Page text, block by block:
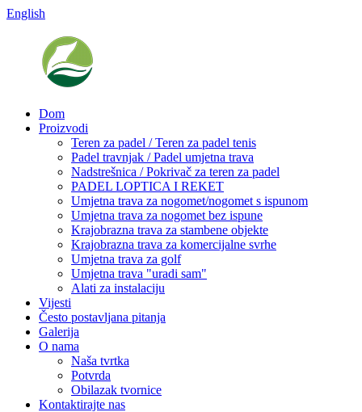
English
Dom
Proizvodi
Teren za padel / Teren za padel tenis
Padel travnjak / Padel umjetna trava
Nadstrešnica / Pokrivač za teren za padel
PADEL LOPTICA I REKET
Umjetna trava za nogomet/nogomet s ispunom
Umjetna trava za nogomet bez ispune
Krajobrazna trava za stambene objekte
Krajobrazna trava za komercijalne svrhe
Umjetna trava za golf
Umjetna trava "uradi sam"
Alati za instalaciju
Vijesti
Često postavljana pitanja
Galerija
O nama
Naša tvrtka
Potvrda
Obilazak tvornice
Kontaktirajte nas